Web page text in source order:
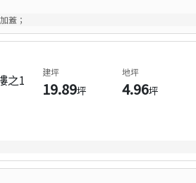
蓋；
之1 建坪
19.89坪
地坪
4.96坪